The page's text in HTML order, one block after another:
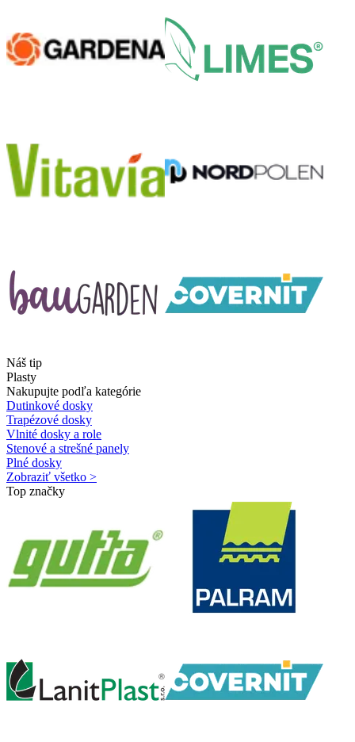
Náš tip
Plasty
Nakupujte podľa kategórie
Dutinkové dosky
Trapézové dosky
Vlnité dosky a role
Stenové a strešné panely
Plné dosky
Zobraziť všetko >
Top značky